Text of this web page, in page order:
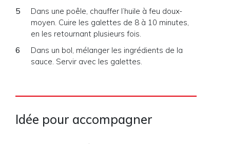
Dans une poêle, chauffer l’huile à feu doux-
moyen. Cuire les galettes de 8 à 10 minutes,
en les retournant plusieurs fois.
Dans un bol, mélanger les ingrédients de la
sauce. Servir avec les galettes.
Idée pour accompagner